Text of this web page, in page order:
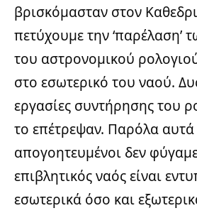
βρισκόμασταν στον
πετύχουμε την ‘παρέλαση’
του αστρονομικού
στο εσωτερικό του ναού.
εργασίες συντήρησης του
το επέτρεψαν. Παρόλα
απογοητευμένοι δεν
επιβλητικός ναός είναι
εσωτερικά όσο και